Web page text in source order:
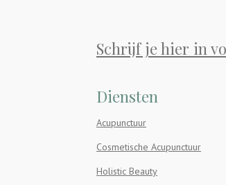
Schrijf je hier in
Diensten
Acupunctuur
Cosmetische Acupunctuur
Holistic Beauty